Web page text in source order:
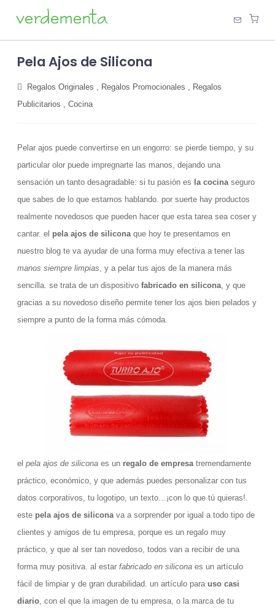
Pela Ajos de Silicona
Regalos Originales Regalos Promocionales
Regalos
Publicitarios
Cocina
Pelar ajos puede convertirse en un engorro: se pierde tiempo, y su
particular olor puede impregnarte las manos, dejando una
sensación un tanto desagradable: si tu pasión es la cocina seguro
que sabes de lo que estamos hablando. por suerte hay productos
realmente novedosos que pueden hacer que esta tarea sea coser y
cantar. el pela ajos de silicona que hoy te presentamos en
nuestro blog te va ayudar de una forma muy efectiva a tener las
manos siempre limpias , y a pelar tus ajos de la manera más
sencilla. se trata de un dispositivo fabricado en silicona , y que
gracias a su novedoso diseño permite tener los ajos bien pelados y
siempre a punto de la forma más cómoda.
el pela ajos de silicona es un regalo de empresa tremendamente
práctico, económico, y que además puedes personalizar con tus
datos corporativos, tu logotipo, un texto…¡con lo que tú quieras!.
este pela ajos de silicona va a sorprender por igual a todo tipo de
clientes y amigos de tu empresa, porque es un regalo muy
práctico, y que al ser tan novedoso, todos van a recibir de una
forma muy positiva. al estar fabricado en silicona es un artículo
fácil de limpiar y de gran durabilidad. un artículo para uso casi
diario , con el que la imagen de tu empresa, o la marca de tu